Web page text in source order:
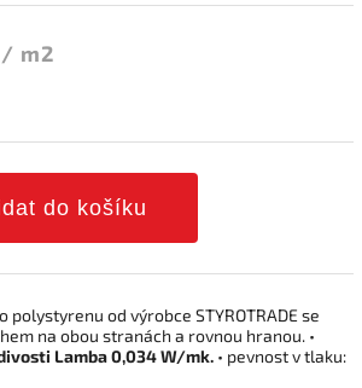
/ m2
do košíku
polystyrenu od výrobce STYROTRADE se
na obou stranách a rovnou hranou. •
Lamba 0,034 W/mk. • pevnost v tlaku: